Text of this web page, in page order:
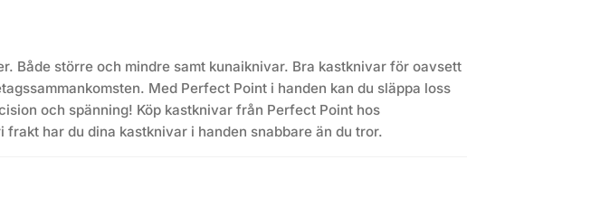
Både större och mindre samt kunaiknivar. Bra kastknivar för oavsett
Med Perfect Point i handen kan du släppa loss
och spänning! Köp kastknivar från Perfect Point hos
har du dina kastknivar i handen snabbare än du tror.